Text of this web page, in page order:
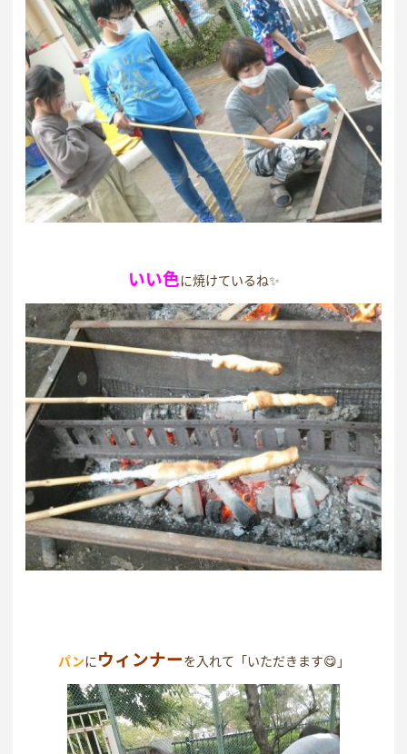
いい色に焼けているね✨
パンにウィンナーを入れて「いただきます😋」